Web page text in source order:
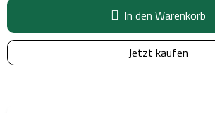
In den Warenkorb
Jetzt kaufen